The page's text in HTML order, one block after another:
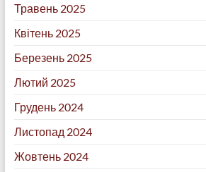
Травень 2025
Квітень 2025
Березень 2025
Лютий 2025
Грудень 2024
Листопад 2024
Жовтень 2024